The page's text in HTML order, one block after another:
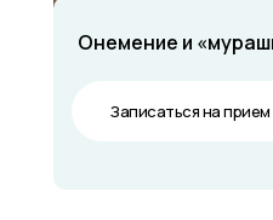
Онемение и
Записаться на прием